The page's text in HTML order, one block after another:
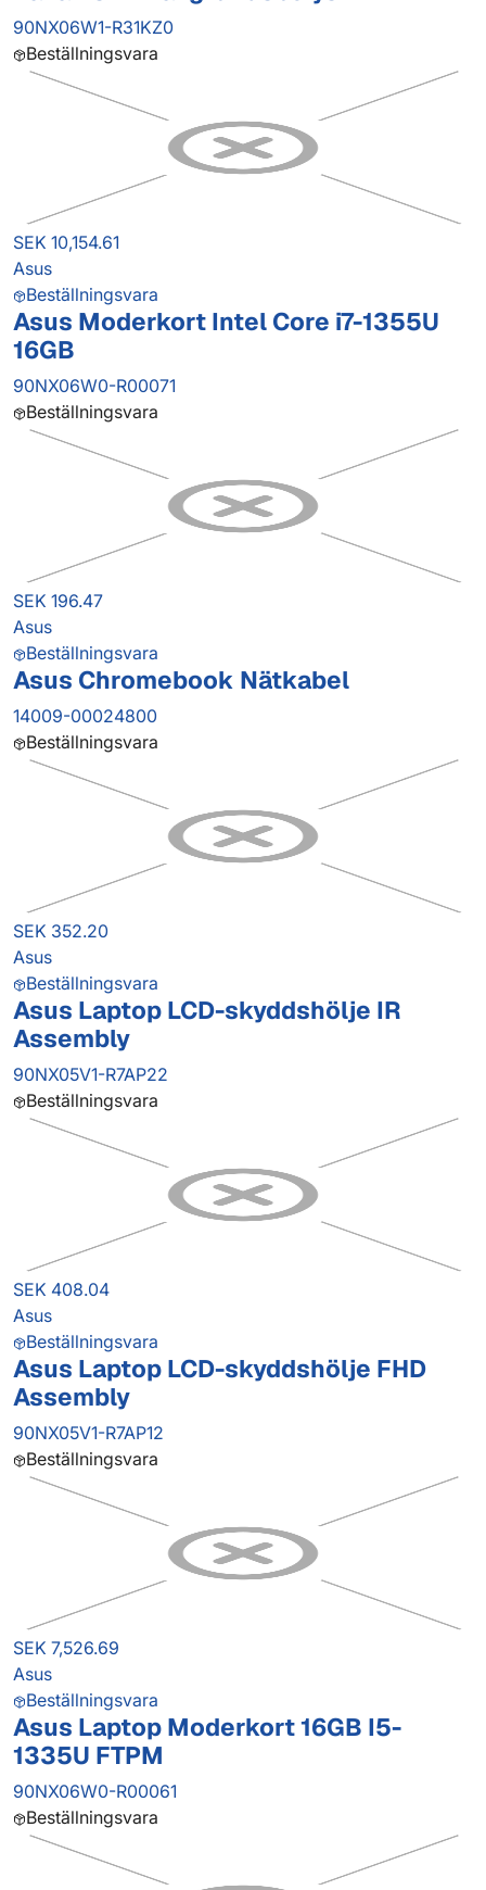
90NX06W1-R31KZ0
Beställningsvara
SEK 10,154.61
Asus
Beställningsvara
Asus Moderkort Intel Core i7-1355U
16GB
90NX06W0-R00071
Beställningsvara
SEK 196.47
Asus
Beställningsvara
Asus Chromebook Nätkabel
14009-00024800
Beställningsvara
SEK 352.20
Asus
Beställningsvara
Asus Laptop LCD-skyddshölje IR
Assembly
90NX05V1-R7AP22
Beställningsvara
SEK 408.04
Asus
Beställningsvara
Asus Laptop LCD-skyddshölje FHD
Assembly
90NX05V1-R7AP12
Beställningsvara
SEK 7,526.69
Asus
Beställningsvara
Asus Laptop Moderkort 16GB I5-
1335U FTPM
90NX06W0-R00061
Beställningsvara